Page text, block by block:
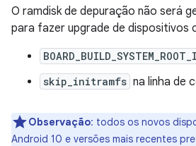
O ramdisk de depuração não será
para fazer upgrade de dispositivos
skip_initramfs na linha de
Observação: todos os novos
Android 10 e versões mais recentes